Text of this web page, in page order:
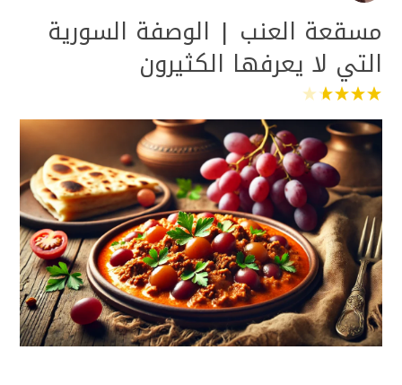
مسقعة العنب | الوصفة السورية
التي لا يعرفها الكثيرون